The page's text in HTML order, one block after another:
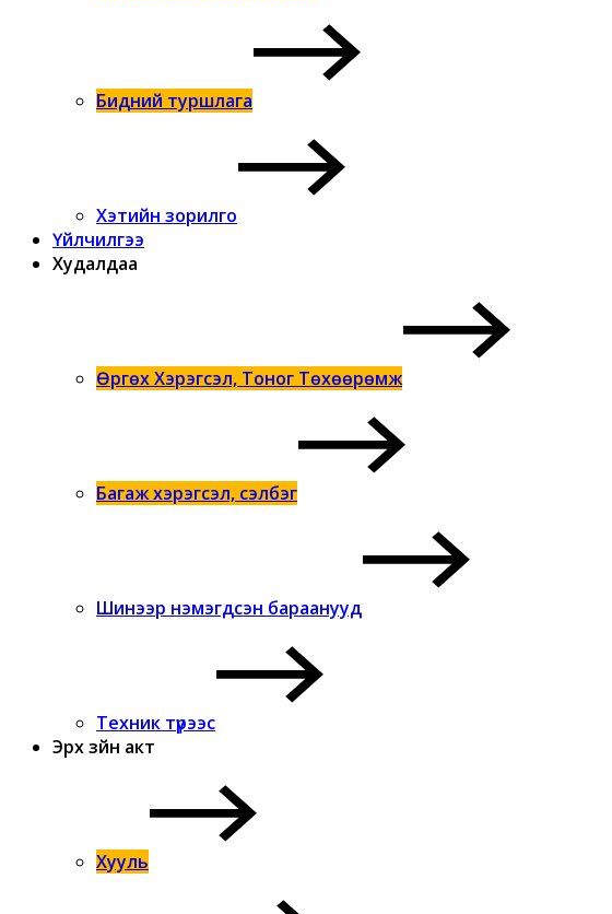
Бидний туршлага
Хэтийн зорилго
Үйлчилгээ
Худалдаа
Өргөх Хэрэгсэл, Тоног Төхөөрөмж
Багаж хэрэгсэл, сэлбэг
Шинээр нэмэгдсэн бараанууд
Техник түрээс
Эрх зүйн акт
Хууль